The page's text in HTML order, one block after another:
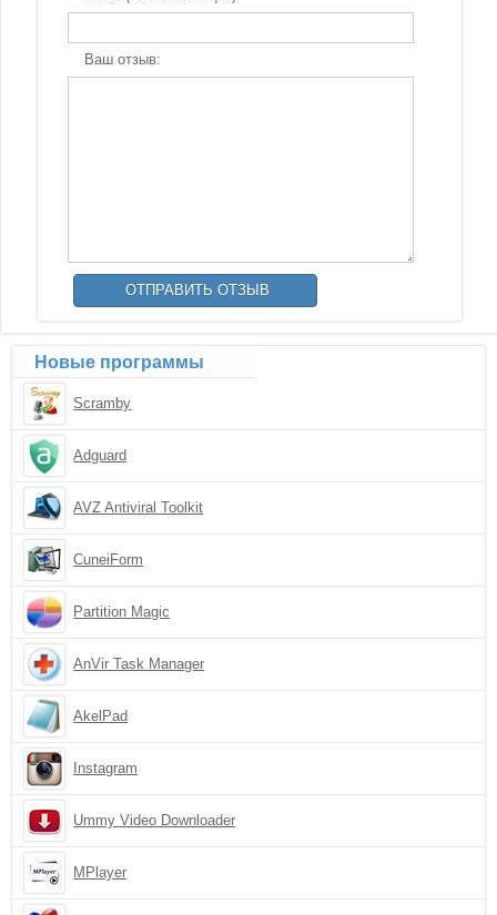
Ваш отзыв:
Новые программы
Scramby
Adguard
AVZ Antiviral Toolkit
CuneiForm
Partition Magic
AnVir Task Manager
AkelPad
Instagram
Ummy Video Downloader
MPlayer